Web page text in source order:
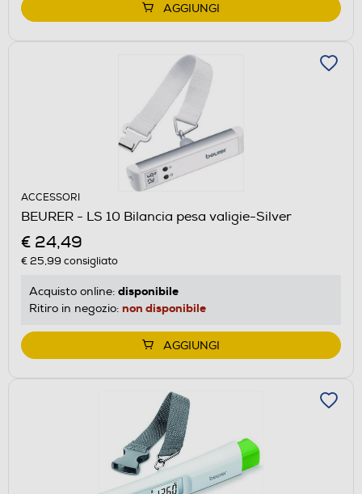
AGGIUNGI
ACCESSORI
BEURER - LS 10 Bilancia pesa valigie-Silver
€ 24,49
€ 25,99 consigliato
Acquisto online: disponibile
Ritiro in negozio: non disponibile
AGGIUNGI